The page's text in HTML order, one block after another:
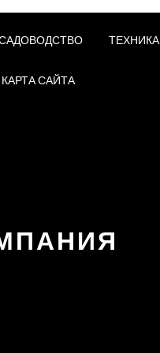
ТЕХНИКА
КАРТА САЙТА